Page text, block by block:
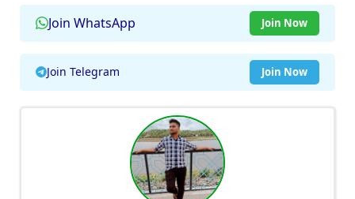
Join WhatsApp Join Now
Join Telegram Join Now